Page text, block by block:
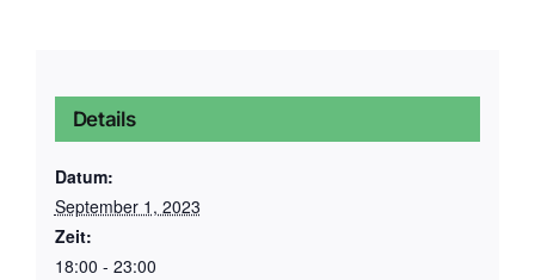
Details
Datum:
September 1, 2023
Zeit:
18:00 - 23:00